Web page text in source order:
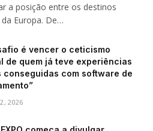
a posição entre os destinos
Europa. De…
é vencer o ceticismo
de quem já teve experiências
conseguidas com software de
2026